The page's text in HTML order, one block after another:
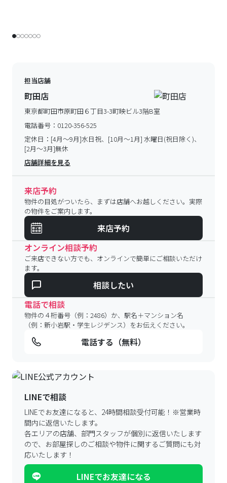
担当店舗
町田店
東京都町田市原町田６丁目3-3町映ビル3階B室
電話番号： 0120-356-525
定休日： [4月～9月]水日祝、[10月～1月] 水曜日(祝日除く)、
[2月～3月]無休
店舗詳細を見る
来店予約
物件の目処がついたら、まずは店舗へお越しください。実際
の物件をご案内します。
来店予約
オンライン相談予約
ご来店できない方でも、オンラインで簡単にご相談いただけ
ます。
相談したい
電話で相談
物件の４桁番号（例：2486）か、駅名＋マンション名
（例：新小岩駅・学生レジデンス）をお伝えください。
電話する（無料）
LINEで相談
LINEでお友達になると、24時間相談受付可能！ ※営業時
間内に返信いたします。
各エリアの店舗、部門スタッフが個別に返信いたします
ので、 お部屋探しのご相談や物件に関するご質問にも対
応いたします！
LINEでお友達になる